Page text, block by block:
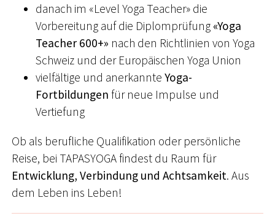
danach im «Level Yoga Teacher» die
Vorbereitung auf die Diplomprüfung «Yoga
Teacher 600+» nach den Richtlinien von Yoga
Schweiz und der Europäischen Yoga Union
vielfältige und anerkannte Yoga-
Fortbildungen für neue Impulse und
Vertiefung
Ob als berufliche Qualifikation oder persönliche
Reise, bei TAPASYOGA findest du Raum für
Entwicklung, Verbindung und Achtsamkeit. Aus
dem Leben ins Leben!